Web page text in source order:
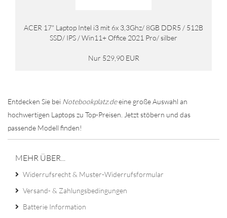
ACER 17" Laptop Intel i3 mit 6x 3,3Ghz/ 8GB DDR5 / 512B
SSD/ IPS / Win11+ Office 2021 Pro/ silber
Nur 529,90 EUR
Entdecken Sie bei Notebookplatz.deeine große Auswahl an
hochwertigen Laptops zu Top-Preisen. Jetzt stöbern und das
passende Modell finden!
MEHR ÜBER...
Widerrufsrecht & Muster-Widerrufsformular
Versand- & Zahlungsbedingungen
Batterie Information